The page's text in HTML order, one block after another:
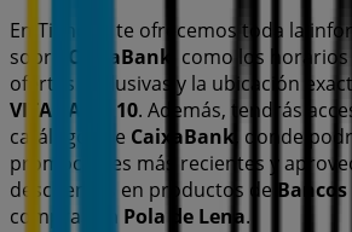
En Tiendeo te ofrecemos toda la
sobre
CaixaBank , como los
ofertas exclusivas y la ubicación
VITAL AZA, 10. Además, tendrás
catálogos de CaixaBank , donde
promociones más recientes y
descuentos en productos de
compras en Pola de Lena.